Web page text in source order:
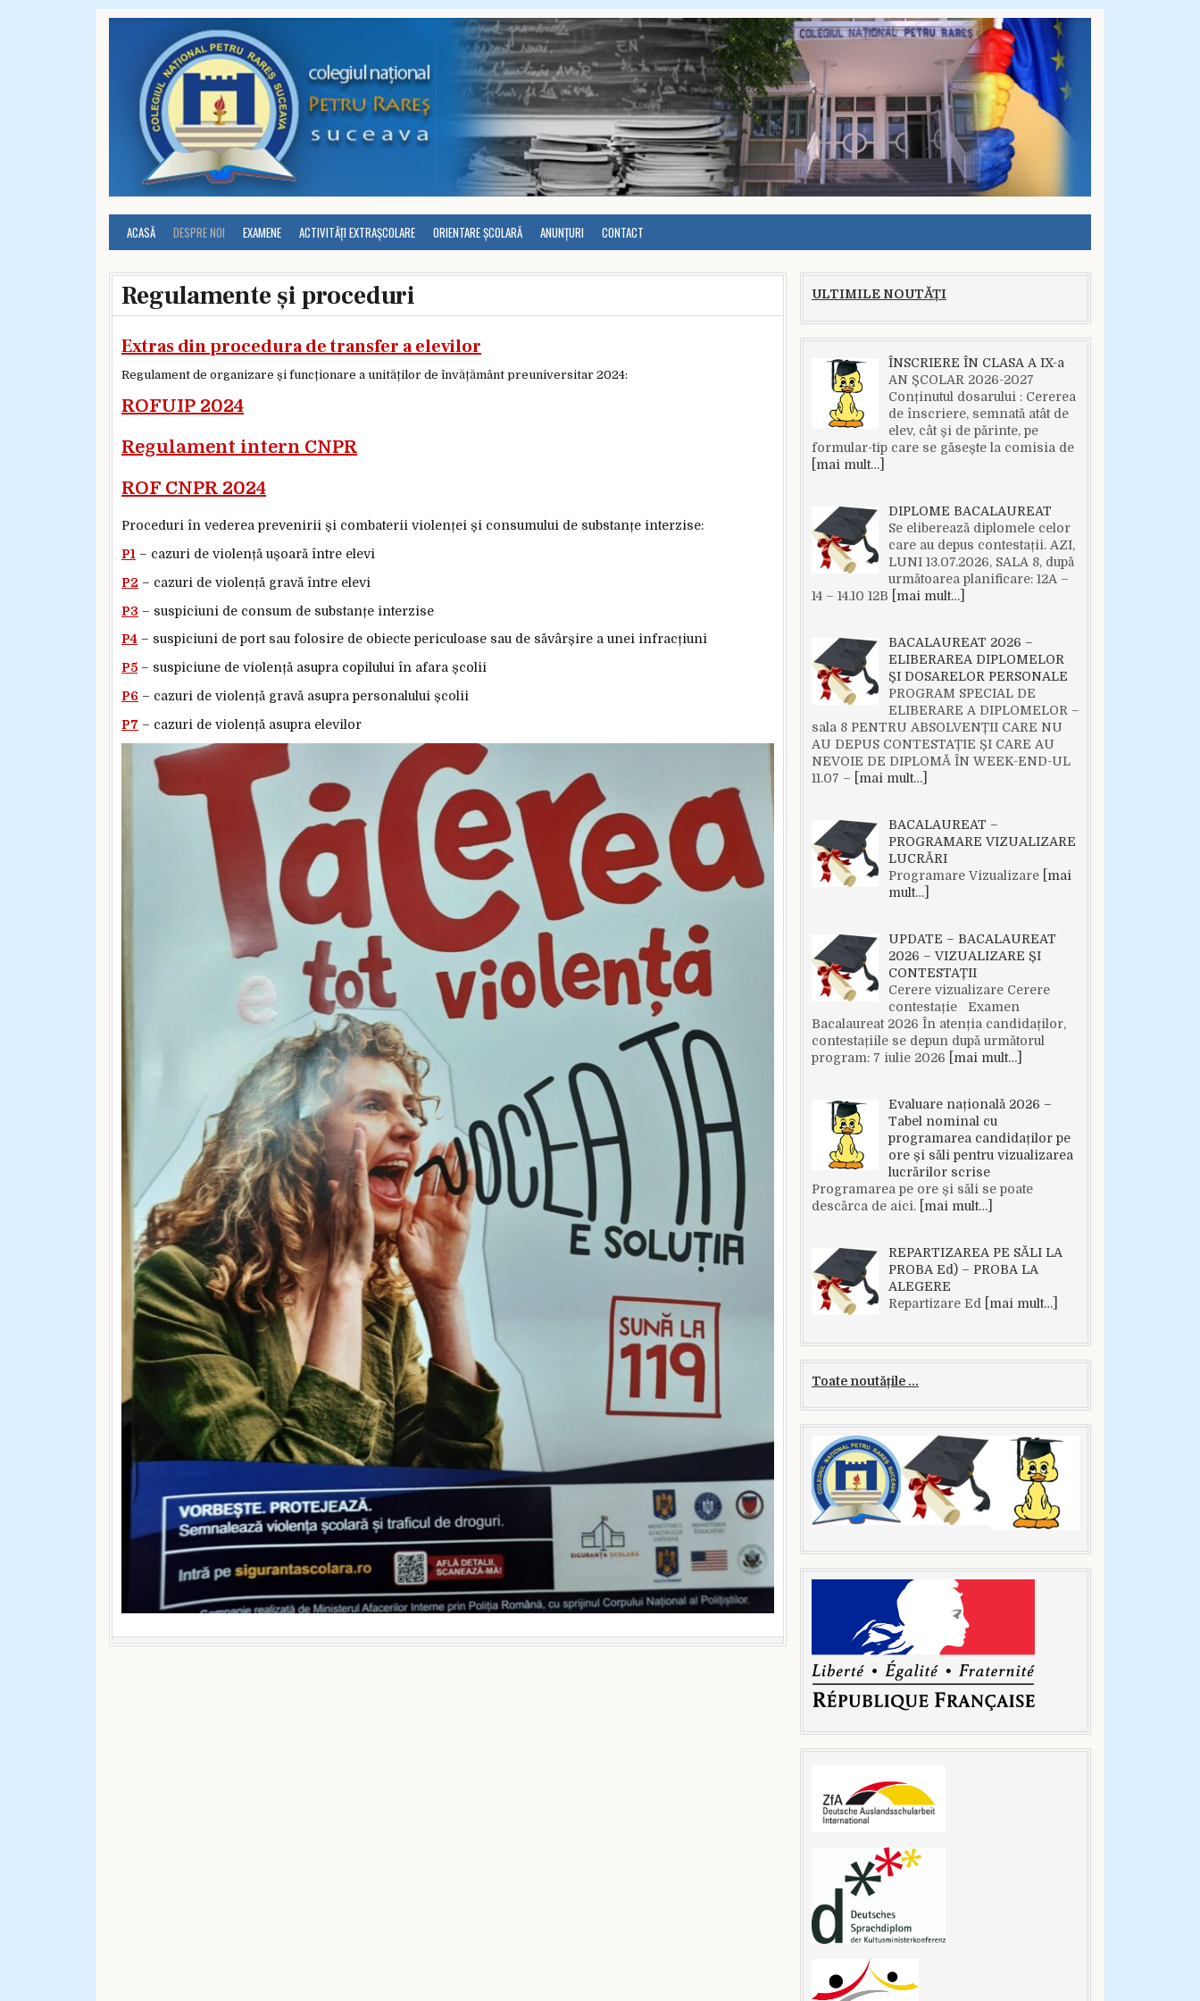
ACASĂ DESPRE NOI EXAMENE ACTIVITĂȚI EXTRAȘCOLARE ORIENTARE ȘCOLARĂ ANUNȚURI CONTACT
Regulamente și proceduri
Extras din procedura de transfer a elevilor
Regulament de organizare și funcționare a unităților de învățământ preuniversitar 2024:
ROFUIP 2024
Regulament intern CNPR
ROF CNPR 2024
Proceduri în vederea prevenirii și combaterii violenței și consumului de substanțe interzise:
P1 – cazuri de violență ușoară între elevi
P2 – cazuri de violență gravă între elevi
P3 – suspiciuni de consum de substanțe interzise
P4 – suspiciuni de port sau folosire de obiecte periculoase sau de săvârșire a unei infracțiuni
P5 – suspiciune de violență asupra copilului în afara școlii
P6 – cazuri de violență gravă asupra personalului școlii
P7 – cazuri de violență asupra elevilor
ULTIMILE NOUTĂȚI
ÎNSCRIERE ÎN CLASA A IX-a
AN ȘCOLAR 2026-2027
Conținutul dosarului : Cererea
de înscriere, semnată atât de
elev, cât și de părinte, pe
formular-tip care se găsește la comisia de
[mai mult…]
DIPLOME BACALAUREAT
Se eliberează diplomele celor
care au depus contestații. AZI,
LUNI 13.07.2026, SALA 8, după
următoarea planificare: 12A –
14 – 14.10 12B
[mai mult…]
BACALAUREAT 2026 –
ELIBERAREA DIPLOMELOR
ȘI DOSARELOR PERSONALE
PROGRAM SPECIAL DE
ELIBERARE A DIPLOMELOR –
sala 8 PENTRU ABSOLVENȚII CARE NU
AU DEPUS CONTESTAȚIE ȘI CARE AU
NEVOIE DE DIPLOMĂ ÎN WEEK-END-UL
11.07 –
[mai mult…]
BACALAUREAT –
PROGRAMARE VIZUALIZARE
LUCRĂRI
Programare Vizualizare[mai
mult…]
UPDATE – BACALAUREAT
2026 – VIZUALIZARE ȘI
CONTESTAȚII
Cerere vizualizare Cerere
contestație Examen
Bacalaureat 2026 În atenția candidaților,
contestațiile se depun după următorul
program: 7 iulie 2026
[mai mult…]
Evaluare națională 2026 –
Tabel nominal cu
programarea candidaților pe
ore și săli pentru vizualizarea
lucrărilor scrise
Programarea pe ore și săli se poate
descărca de aici. [mai mult…]
REPARTIZAREA PE SĂLI LA
PROBA Ed) – PROBA LA
ALEGERE
Repartizare Ed
[mai mult…]
Toate noutățile ...